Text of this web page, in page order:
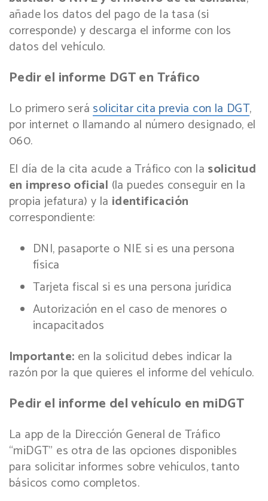
añade los datos del pago de la tasa (si
corresponde) y descarga el informe con los
datos del vehículo.
Pedir el informe DGT en Tráfico
Lo primero será solicitar cita previa con la DGT,
por internet o llamando al número designado, el
060.
El día de la cita acude a Tráfico con la solicitud
en impreso oficial (la puedes conseguir en la
propia jefatura) y la identificación
correspondiente:
DNI, pasaporte o NIE si es una persona
física
Tarjeta fiscal si es una persona jurídica
Autorización en el caso de menores o
incapacitados
Importante: en la solicitud debes indicar la
razón por la que quieres el informe del vehículo.
Pedir el informe del vehículo en miDGT
La app de la Dirección General de Tráfico
“miDGT” es otra de las opciones disponibles
para solicitar informes sobre vehículos, tanto
básicos como completos.